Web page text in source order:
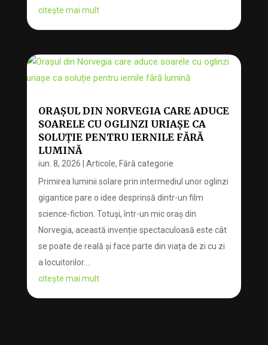
citește mai mult
ORAȘUL DIN NORVEGIA CARE ADUCE
SOARELE CU OGLINZI URIAȘE CA
SOLUȚIE PENTRU IERNILE FĂRĂ
LUMINĂ
iun. 8, 2026 Articole, Fără categorie
Primirea luminii solare prin intermediul unor oglinzi
gigantice pare o idee desprinsă dintr-un film
science-fiction. Totuși, într-un mic oraș din
Norvegia, această invenție spectaculoasă este cât
se poate de reală și face parte din viața de zi cu zi
a locuitorilor....
citește mai mult